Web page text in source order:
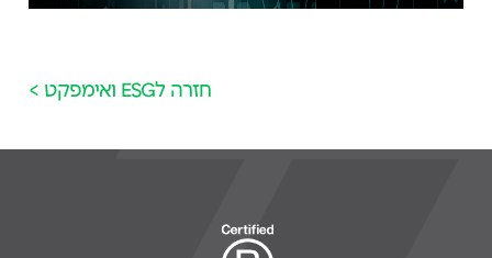
חזרה לESG ואימפקט >